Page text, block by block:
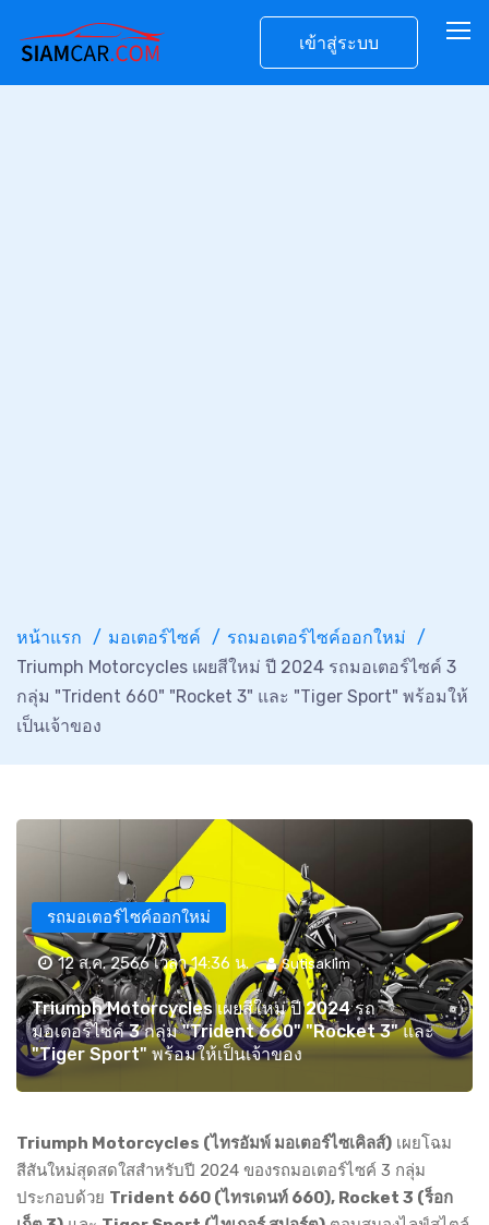
เข้าสู่ระบบ
หน้าแรก มอเตอร์ไซค์
รถมอเตอร์ไซค์ออกใหม่
Triumph Motorcycles เผยสีใหม่ ปี 2024 รถมอเตอร์ไซค์ 3
กลุ่ม "Trident 660" "Rocket 3" และ "Tiger Sport" พร้อมให้
เป็นเจ้าของ
รถมอเตอร์ไซค์ออกใหม่
12 ส.ค. 2566 เวลา 14:36 น. Sutisaklim
Triumph Motorcycles เผยสีใหม่ ปี 2024 รถ
มอเตอร์ไซค์ 3 กลุ่ม "Trident 660" "Rocket 3" และ
"Tiger Sport" พร้อมให้เป็นเจ้าของ
Triumph Motorcycles (ไทรอัมพ์ มอเตอร์ไซเคิลส์) เผยโฉม
สีสันใหม่สุดสดใสสำหรับปี 2024 ของรถมอเตอร์ไซค์ 3 กลุ่ม
ประกอบด้วย Trident 660 (ไทรเดนท์ 660), Rocket 3 (ร็อก